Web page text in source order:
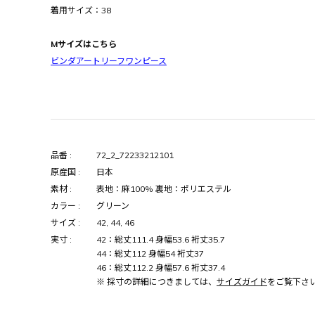
着用サイズ：38
Mサイズはこちら
ビンダアートリーフワンピース
品番 :
72_2_72233212101
原産国 :
日本
素材 :
表地：麻100% 裏地：ポリエステル
カラー :
グリーン
サイズ :
42, 44, 46
実寸 :
42：総丈111.4 身幅53.6 裄丈35.7
44：総丈112 身幅54 裄丈37
46：総丈112.2 身幅57.6 裄丈37.4
※ 採寸の詳細につきましては、 サイズガイドをご覧下さ